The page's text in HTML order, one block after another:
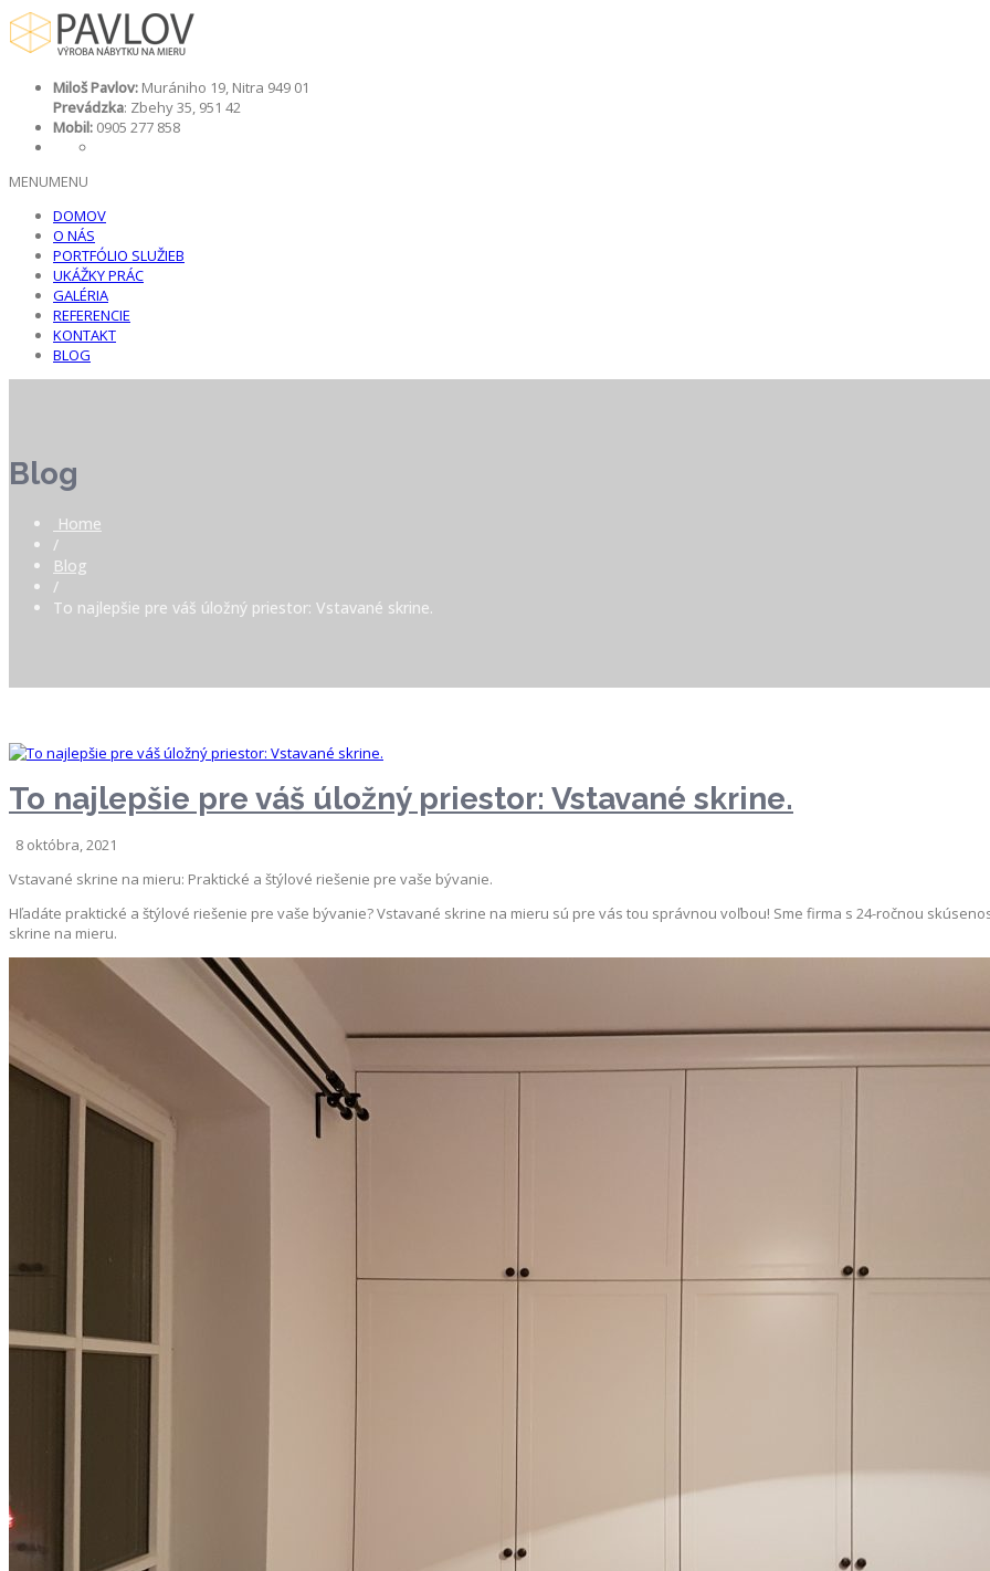
Miloš Pavlov: Murániho 19, Nitra 949 01
Prevádzka: Zbehy 35, 951 42
Mobil: 0905 277 858
MENUMENU
DOMOV
O NÁS
PORTFÓLIO SLUŽIEB
UKÁŽKY PRÁC
GALÉRIA
REFERENCIE
KONTAKT
BLOG
Blog
Home
/
Blog
/
To najlepšie pre váš úložný priestor: Vstavané skrine.
To najlepšie pre váš úložný priestor: Vstavané skrine.
8 októbra, 2021
Vstavané skrine na mieru: Praktické a štýlové riešenie pre vaše bývanie.
Hľadáte praktické a štýlové riešenie pre vaše bývanie? Vstavané skrine na mieru sú pre vás tou správnou voľbou! Sme firma s 24-ročnou
skrine na mieru.